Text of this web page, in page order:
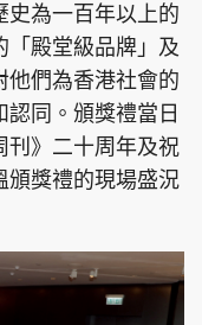
史為一百年以上的
「殿堂級品牌」及
他們為香港社會的
同。頒獎禮當日
刊》二十周年及祝
頒獎禮的現場盛況